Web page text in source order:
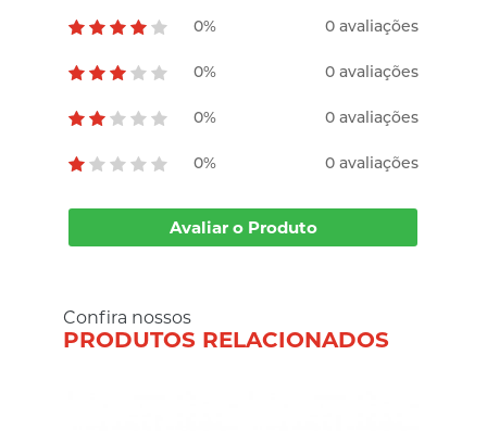
0% 0 avaliações
0% 0 avaliações
0% 0 avaliações
0% 0 avaliações
Avaliar o Produto
Confira nossos
PRODUTOS RELACIONADOS